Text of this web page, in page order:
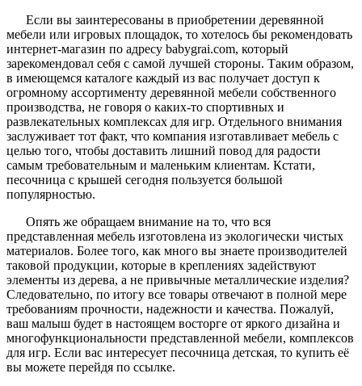
Если вы заинтересованы в приобретении деревянной
мебели или игровых площадок, то хотелось бы рекомендовать
интернет-магазин по адресу babygrai.com, который
зарекомендовал себя с самой лучшей стороны. Таким образом,
в имеющемся каталоге каждый из вас получает доступ к
огромному ассортименту деревянной мебели собственного
производства, не говоря о каких-то спортивных и
развлекательных комплексах для игр. Отдельного внимания
заслуживает тот факт, что компания изготавливает мебель с
целью того, чтобы доставить лишний повод для радости
самым требовательным и маленьким клиентам. Кстати,
песочница с крышей сегодня пользуется большой
популярностью.
Опять же обращаем внимание на то, что вся
представленная мебель изготовлена из экологически чистых
материалов. Более того, как много вы знаете производителей
таковой продукции, которые в креплениях задействуют
элементы из дерева, а не привычные металлические изделия?
Следовательно, по итогу все товары отвечают в полной мере
требованиям прочности, надежности и качества. Пожалуй,
ваш малыш будет в настоящем восторге от яркого дизайна и
многофункциональности представленной мебели, комплексов
для игр. Если вас интересует песочница детская, то купить её
вы можете перейдя по ссылке.